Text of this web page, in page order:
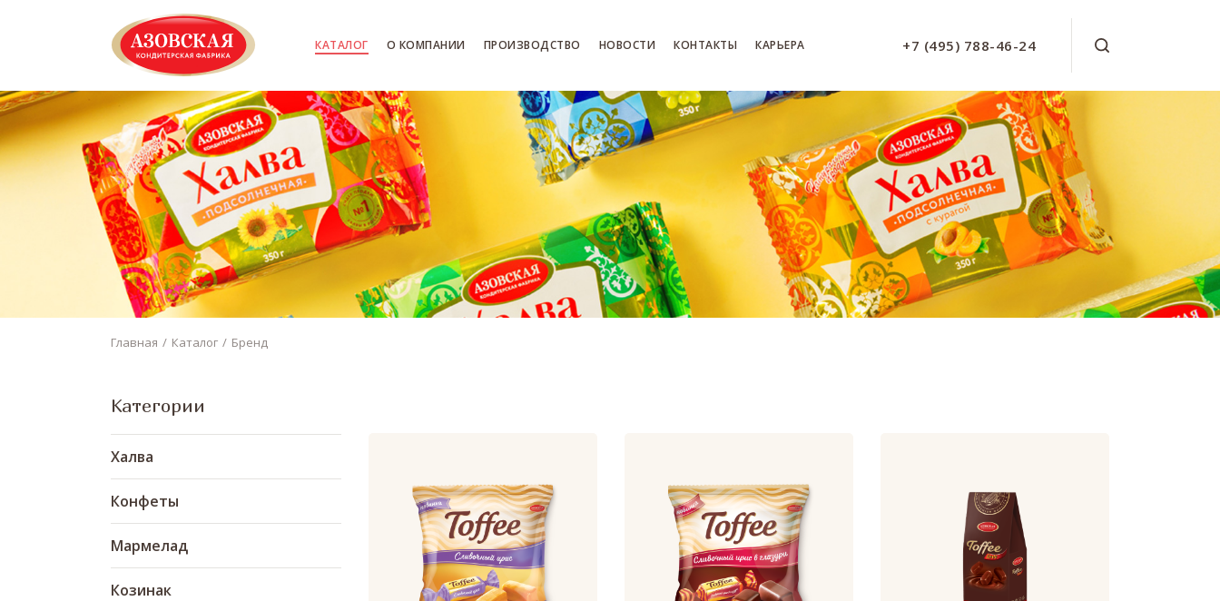
КАТАЛОГ О КОМПАНИИ ПРОИЗВОДСТВО НОВОСТИ КОНТАКТЫ КАРЬЕРА +7 (495) 788-46-24
Главная Каталог Бренд
Категории
Халва
Конфеты
Мармелад
Козинак